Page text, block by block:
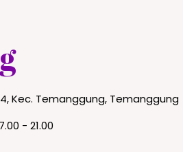
Kec. Temanggung, Temanggung
- 21.00